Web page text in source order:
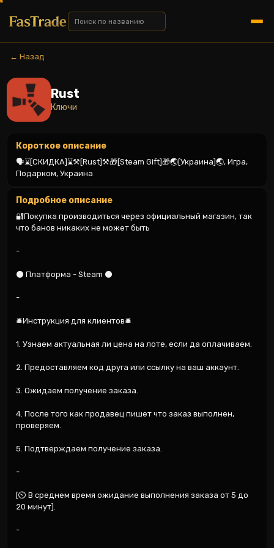
← Назад
Rust
Ключи
Короткое описание
🗣️⌛[СКИДКА]⌛⚒️[Rust]⚒️🎁[Steam Gift]🎁🌏[Украина]🌏, Игра,
Подарком, Украина
Подробное описание
🔐Покупка производиться через официальный магазин, так
что банов никаких не может быть
-
⚫ Платформа - Steam ⚫
-
🛎️Инструкция для клиентов🛎️
1. Узнаем актуальная ли цена на лоте, если да оплачиваем.
2. Предоставляем код друга или ссылку на ваш аккаунт.
3. Ожидаем получение заказа.
4. После того как продавец пишет что заказ выполнен,
проверяем.
5. Подтверждаем получение заказа.
-
[⏲️ В среднем время ожидание выполнения заказа от 5 до
20 минут].
-